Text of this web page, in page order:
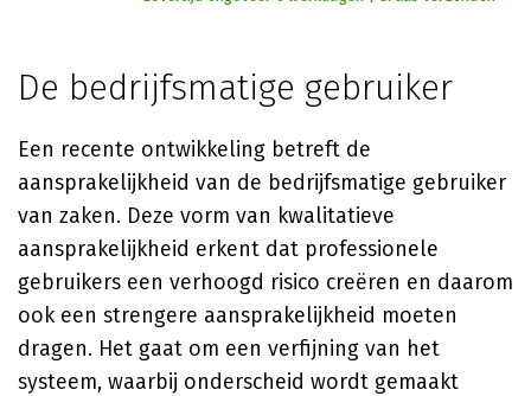
De bedrijfsmatige gebruiker
Een recente ontwikkeling betreft de
aansprakelijkheid van de bedrijfsmatige gebruiker
van zaken. Deze vorm van kwalitatieve
aansprakelijkheid erkent dat professionele
gebruikers een verhoogd risico creëren en daarom
ook een strengere aansprakelijkheid moeten
dragen. Het gaat om een verfijning van het
systeem, waarbij onderscheid wordt gemaakt